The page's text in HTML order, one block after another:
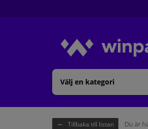
Välj en kategori
Tillbaka till listan Du är